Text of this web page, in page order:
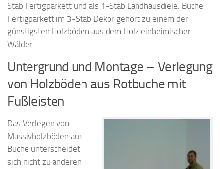
Stab Fertigparkett und als 1-Stab Landhausdiele. Buche
Fertigparkett im 3-Stab Dekor gehört zu einem der
günstigsten Holzböden aus dem Holz einheimischer
Wälder.
Untergrund und Montage – Verlegung
von Holzböden aus Rotbuche mit
Fußleisten
Das Verlegen von
Massivholzböden aus
Buche unterscheidet
sich nicht zu anderen